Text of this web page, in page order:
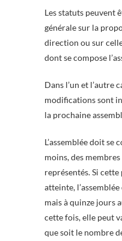
Les statuts peuvent
générale sur la
direction ou sur
dont se compose
Dans l’un et l’autre
modifications sont
la prochaine
L’assemblée doit se
moins, des
représentés. Si cette
atteinte,
mais à quinze jours
cette fois, elle peut
que soit le nombre